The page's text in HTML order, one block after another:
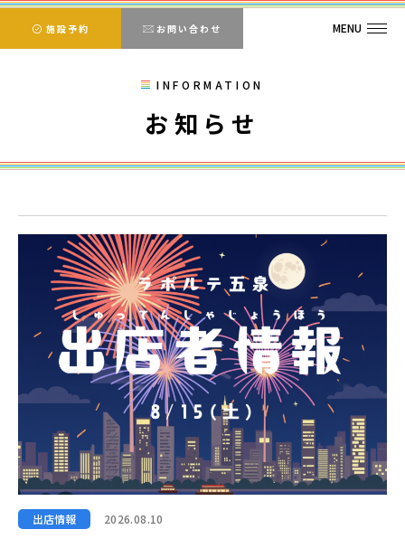
施設予約 お問い合わせ MENU
INFORMATION
お知らせ
出店情報 2026.08.10